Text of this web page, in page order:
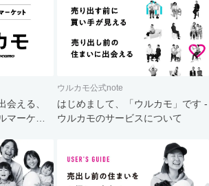
会える、
マーケッ
ウルカモ公式note
はじめまして、「ウルカモ」です -
ウルカモのサービスについて